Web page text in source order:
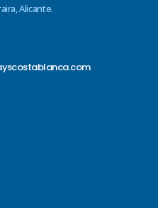
Alicante.